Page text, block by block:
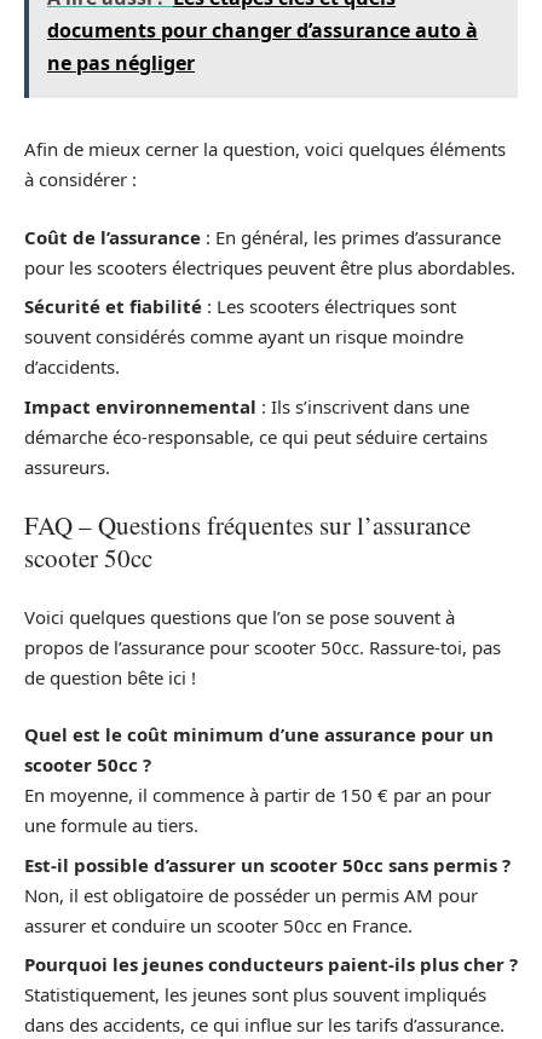
documents pour changer d’assurance auto à
ne pas négliger
Afin de mieux cerner la question, voici quelques éléments
à considérer :
Coût de l’assurance : En général, les primes d’assurance
pour les scooters électriques peuvent être plus abordables.
Sécurité et fiabilité : Les scooters électriques sont
souvent considérés comme ayant un risque moindre
d’accidents.
Impact environnemental : Ils s’inscrivent dans une
démarche éco-responsable, ce qui peut séduire certains
assureurs.
FAQ – Questions fréquentes sur l’assurance
scooter 50cc
Voici quelques questions que l’on se pose souvent à
propos de l’assurance pour scooter 50cc. Rassure-toi, pas
de question bête ici !
Quel est le coût minimum d’une assurance pour un
scooter 50cc ?
En moyenne, il commence à partir de 150 € par an pour
une formule au tiers.
Est-il possible d’assurer un scooter 50cc sans permis ?
Non, il est obligatoire de posséder un permis AM pour
assurer et conduire un scooter 50cc en France.
Pourquoi les jeunes conducteurs paient-ils plus cher ?
Statistiquement, les jeunes sont plus souvent impliqués
dans des accidents, ce qui influe sur les tarifs d’assurance.